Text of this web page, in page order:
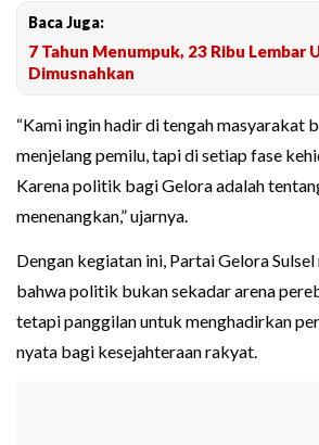
Baca Juga:
7 Tahun Menumpuk, 23 Ribu Lembar
Dimusnahkan
“Kami ingin hadir di tengah masyarakat
menjelang pemilu, tapi di setiap fase
Karena politik bagi Gelora adalah
menenangkan,” ujarnya.
Dengan kegiatan ini, Partai Gelora
bahwa politik bukan sekadar arena
tetapi panggilan untuk menghadirkan
nyata bagi kesejahteraan rakyat.